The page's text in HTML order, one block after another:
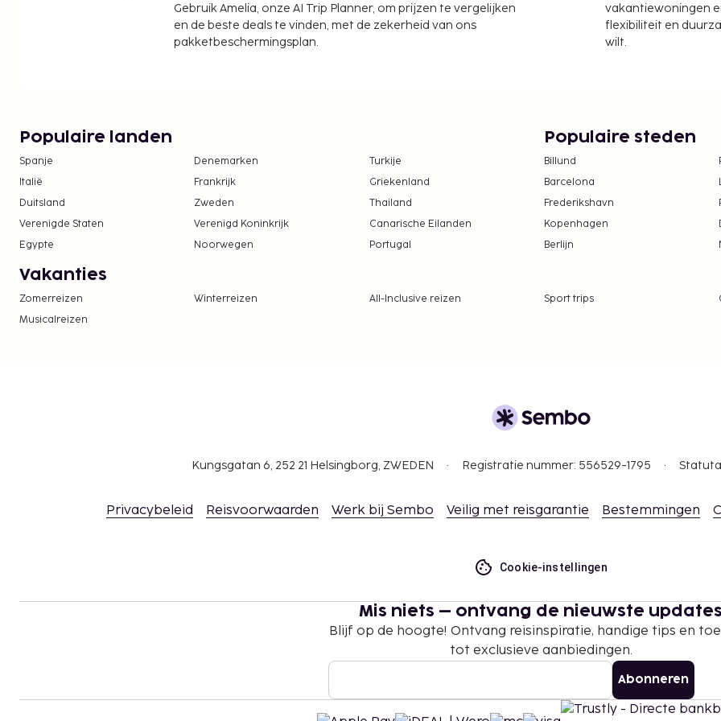
uitcheckservice en een bagageopslagruimte. De accommodatie heeft een
dakterras waar je van het uitzicht kunt genieten, maar profiteer ook van
De stad heft de volgende belasting: EUR 5.50 per persoon, per nacht
voor maximaal 14 nachten. Deze belasting is niet van toepassing op
kinderen die jonger zijn dan 14 jaar.
aanwezig te zijn en hun door de overheid verstrekte identiteitsbewijs
met foto of paspoort te laten zien.
Wegens de nationale wetgeving mogen contante betalingen bij deze
Gebruik Amelia, onze AI Trip Planner, om prijzen te vergelijken
en de beste deals te vinden, met de zekerheid van ons
pakketbeschermingsplan.
vakantiewoningen
flexibiliteit en
wilt.
Populaire landen
Spanje Denemarken
Turkije
Italië
Frankrijk
Griekenland
Duitsland
Zweden
Thailand
Verenigde Staten
Verenigd Koninkrijk
Canarische Eilanden
Egypte
Noorwegen Portugal
Populaire steden
Billund
Barcelona
Frederikshavn
Kopenhagen
Berlijn
Vakanties
Zomerreizen Winterreizen All-Inclusive reizen Sport trips
Musicalreizen
Kungsgatan 6, 252 21 Helsingborg, ZWEDEN Registratie nummer: 556529-1795
Privacybeleid Reisvoorwaarden Werk bij Sembo Veilig met reisgarantie Bestemmingen
Cookie-instellingen
Mis niets – ontvang de nieuwste
Blijf op de hoogte! Ontvang reisinspiratie, handige tips en
tot exclusieve aanbiedingen.
Abonneren